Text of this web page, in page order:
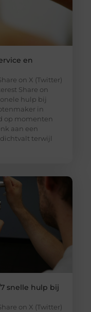
en
on X (Twitter)
Share on
hulp bij
in
op momenten
aan een
terwijl
snelle hulp bij
on X (Twitter)